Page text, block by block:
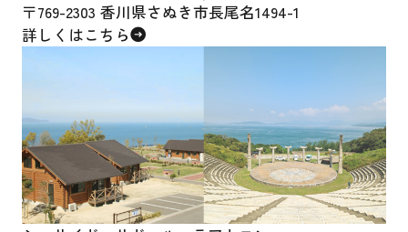
〒769-2303 香川県さぬき市長尾名1494-1
詳しくはこちら